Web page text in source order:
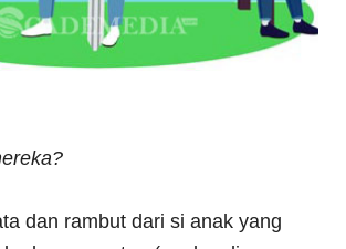
dan rambut dari si anak yang